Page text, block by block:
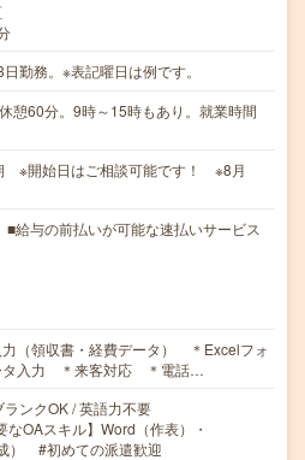
勤務。※表記曜日は例です。
60分。9時～15時もあり。就業時間
※開始日はご相談可能です！ ※8月
給与の前払いが可能な速払いサービス
力（領収書・経費データ） ＊Excelフォ
タ入力 ＊来客対応 ＊電話…
ンクOK / 英語力不要
なOAスキル】Word（作表）・
） #初めての派遣歓迎